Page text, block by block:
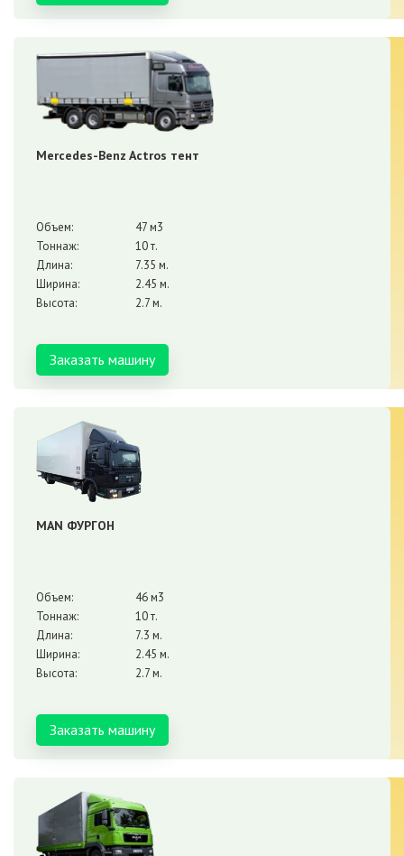
Mercedes-Benz Actros тент
Объем:
47 м3
Тоннаж:
10 т.
Длина:
7.35 м.
Ширина:
2.45 м.
Высота:
2.7 м.
Заказать машину
MAN ФУРГОН
Объем:
46 м3
Тоннаж:
10 т.
Длина:
7.3 м.
Ширина:
2.45 м.
Высота:
2.7 м.
Заказать машину